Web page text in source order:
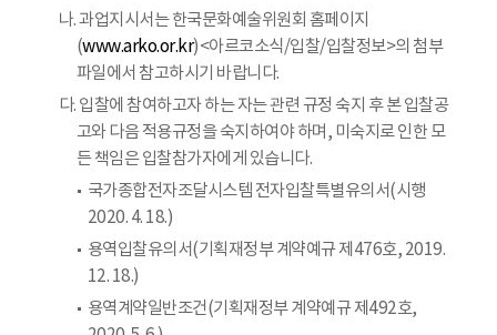
나. 과업지시서는 한국문화예술위원회 홈페이지
(www.arko.or.kr)<아르코소식/입찰/입찰정보>의 첨부
파일에서 참고하시기 바랍니다.
다. 입찰에 참여하고자 하는 자는 관련 규정 숙지 후 본 입찰공
고와 다음 적용규정을 숙지하여야 하며, 미숙지로 인한 모
든 책임은 입찰참가자에게 있습니다.
국가종합전자조달시스템 전자입찰특별유의서(시행
2020. 4. 18.)
용역입찰유의서(기획재정부 계약예규 제476호, 2019.
12. 18.)
용역계약일반조건(기획재정부 계약예규 제492호,